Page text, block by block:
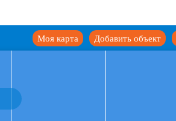
Добавить объект
Моя карта